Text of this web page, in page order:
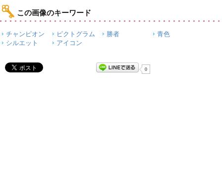
この画像のキーワード
チャンピオン ピクトグラム 勝者
青色
シルエット
アイコン
0